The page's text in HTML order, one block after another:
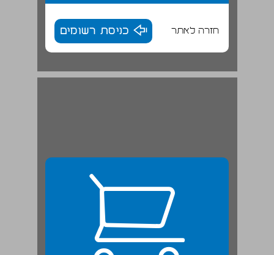
חזרה לאתר כניסת רשומים